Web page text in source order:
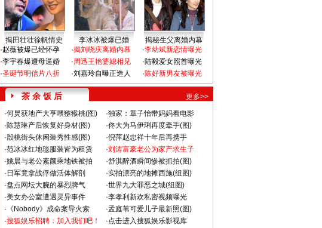
揭田壮壮徐帆情史 李冰冰被爆已婚
揭秘生父离婚内幕
·赵薇被爆已经怀孕
·李宇春爆遭母逼婚
·圣诞节明信片八折
·揭刘晓庆离婚内幕
·周迅王艳婆媳相见
·刘嘉玲自曝正造人
·李幼斌新恋情曝光
·陆毅爱女照首曝光
·陈好新男友被曝光
茶 余 饭 后
更多>>
·何炅获地产大亨喂猕猴桃(图) ·独家：章子怡带妈妈看电影
·陈慧琳产后恢复好身材(图) ·佟大为马伊琍再度牵手(图)
·殷桃街头休闲装秀性感(图) ·倪萍赵忠祥十年后再携手
·范冰冰红地毯服装皆为租赁 ·刘涛富豪老公为家产求生子
·姚晨与老公素颜乘地铁被拍 ·舒淇醉酒瞬间惨被抓拍(图)
· 日军竟拿战俘做活体解剖 ·实拍漂亮的地摊西施(组图)
·盘点网坛大腕的暴烈脾气 ·世界九大罪恶之城(组图)
·美女办公室遭遇灵异事件 ·李孝利新欢私密视频曝光
· 《Nobody》成命案导火索 ·孟庭苇可爱儿子最新照(图)
·搜狐娱乐招聘：加入我们吧！ ·点击进入搜狐娱乐影视库